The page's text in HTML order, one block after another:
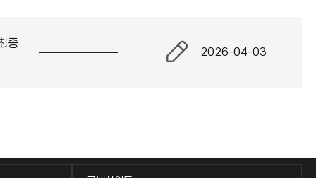
종
2026-04-03